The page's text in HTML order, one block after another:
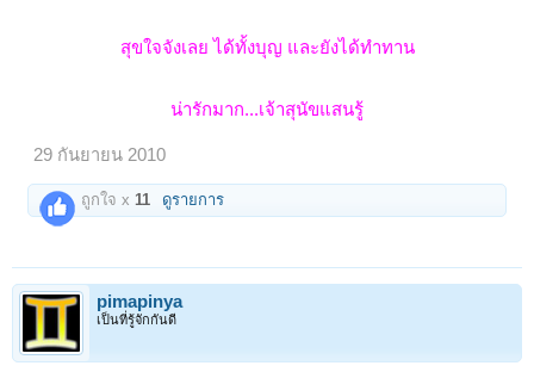
สุขใจจังเลย ได้ทั้งบุญ และยังได้ทำทาน
น่ารักมาก...เจ้าสุนัขแสนรู้
29 กันยายน 2010
ถูกใจ x 11 ดูรายการ
pimapinya
เป็นที่รู้จักกันดี